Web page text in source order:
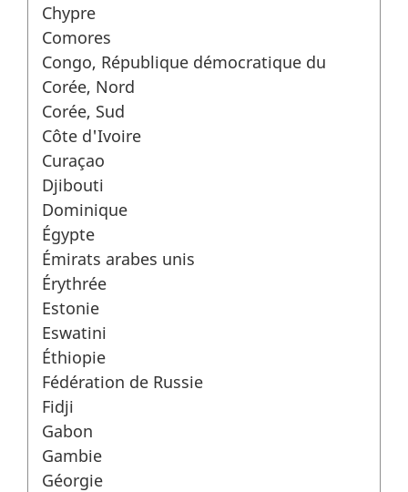
Chypre
Comores
Congo, République démocratique du
Corée, Nord
Corée, Sud
Côte d'Ivoire
Curaçao
Djibouti
Dominique
Égypte
Émirats arabes unis
Érythrée
Estonie
Eswatini
Éthiopie
Fédération de Russie
Fidji
Gabon
Gambie
Géorgie